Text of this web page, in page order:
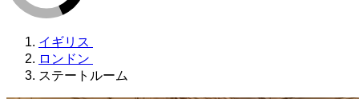
イギリス
ロンドン
ステートルーム